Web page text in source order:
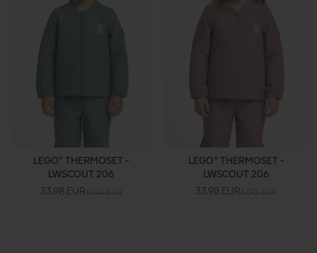
LEGO® THERMOSET -
LWSCOUT 206
33,98 EUR
LEGO® THERMOSET -
LWSCOUT 206
33,98 EUR